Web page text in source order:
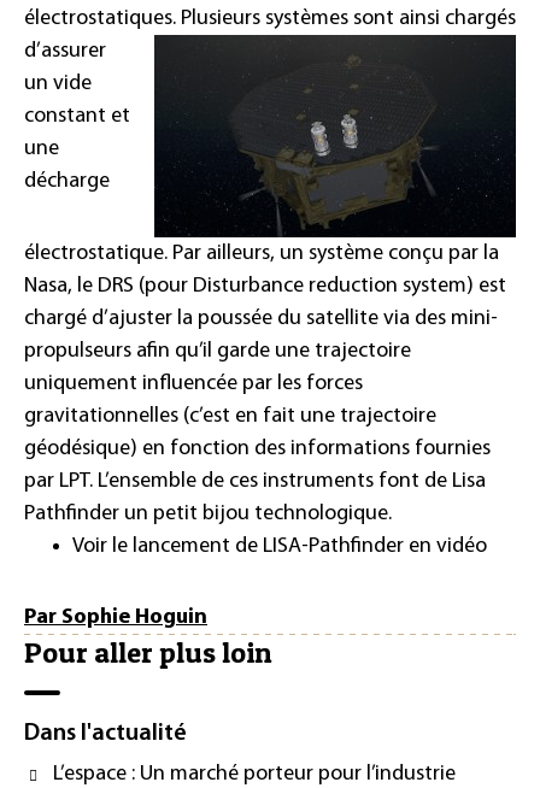
électrostatiques. Plusieurs systèmes sont ainsi chargés
d’assurer
un vide
constant et
une
décharge
électrostatique. Par ailleurs, un système conçu par la
Nasa, le DRS (pour Disturbance reduction system) est
chargé d’ajuster la poussée du satellite via des mini-
propulseurs afin qu’il garde une trajectoire
uniquement influencée par les forces
gravitationnelles (c’est en fait une trajectoire
géodésique) en fonction des informations fournies
par LPT. L’ensemble de ces instruments font de Lisa
Pathfinder un petit bijou technologique.
Voir le lancement de LISA-Pathfinder en vidéo
Par Sophie Hoguin
Pour aller plus loin
Dans l'actualité
L’espace : Un marché porteur pour l’industrie